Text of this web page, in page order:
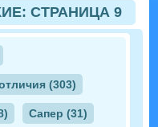
СТРАНИЦА 9
(303)
Сапер (31)